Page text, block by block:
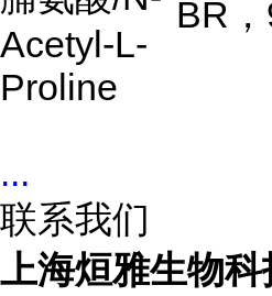
Acetyl-L-
Proline
BR ，
...
联系我们
上海烜雅生物科